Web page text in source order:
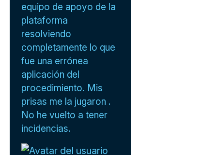
equipo de apoyo de la
plataforma
resolviendo
completamente lo que
fue una errónea
aplicación del
procedimiento. Mis
prisas me la jugaron .
No he vuelto a tener
incidencias.